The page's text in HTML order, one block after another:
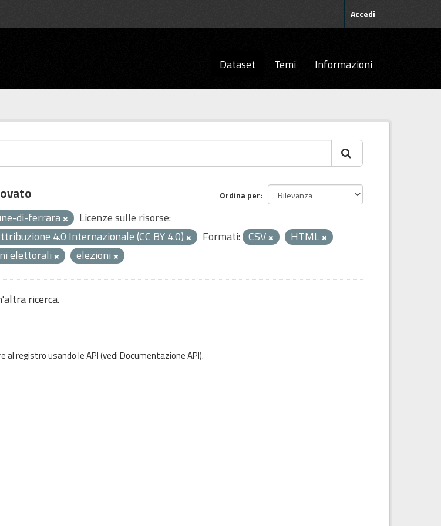
Accedi
Dataset Temi Informazioni
Ordina per
di-ferrara
Licenze sulle risorse:
4.0 Internazionale (CC BY 4.0)
Formati: CSV
HTML
elettorali elezioni
ricerca.
al registro usando leAPI(vediDocumentazione API).